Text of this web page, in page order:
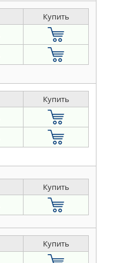
Купить
Купить
Купить
Купить